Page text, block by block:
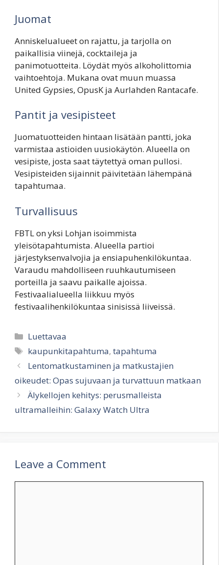
Juomat
Anniskelualueet on rajattu, ja tarjolla on
paikallisia viinejä, cocktaileja ja
panimotuotteita. Löydät myös alkoholittomia
vaihtoehtoja. Mukana ovat muun muassa
United Gypsies, OpusK ja Aurlahden Rantacafe.
Pantit ja vesipisteet
Juomatuotteiden hintaan lisätään pantti, joka
varmistaa astioiden uusiokäytön. Alueella on
vesipiste, josta saat täytettyä oman pullosi.
Vesipisteiden sijainnit päivitetään lähempänä
tapahtumaa.
Turvallisuus
FBTL on yksi Lohjan isoimmista
yleisötapahtumista. Alueella partioi
järjestyksenvalvojia ja ensiapuhenkilökuntaa.
Varaudu mahdolliseen ruuhkautumiseen
porteilla ja saavu paikalle ajoissa.
Festivaalialueella liikkuu myös
festivaalihenkilökuntaa sinisissä liiveissä.
Categories
Luettavaa
Tags
kaupunkitapahtuma,tapahtuma
Lentomatkustaminen ja matkustajien
oikeudet: Opas sujuvaan ja turvattuun matkaan
Älykellojen kehitys: perusmalleista
ultramalleihin: Galaxy Watch Ultra
Leave a Comment